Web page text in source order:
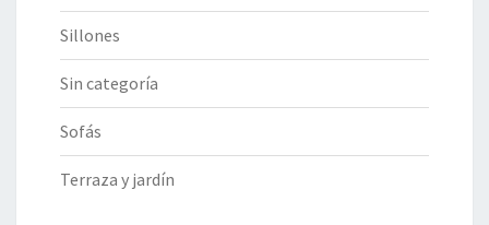
Sillones
Sin categoría
Sofás
Terraza y jardín